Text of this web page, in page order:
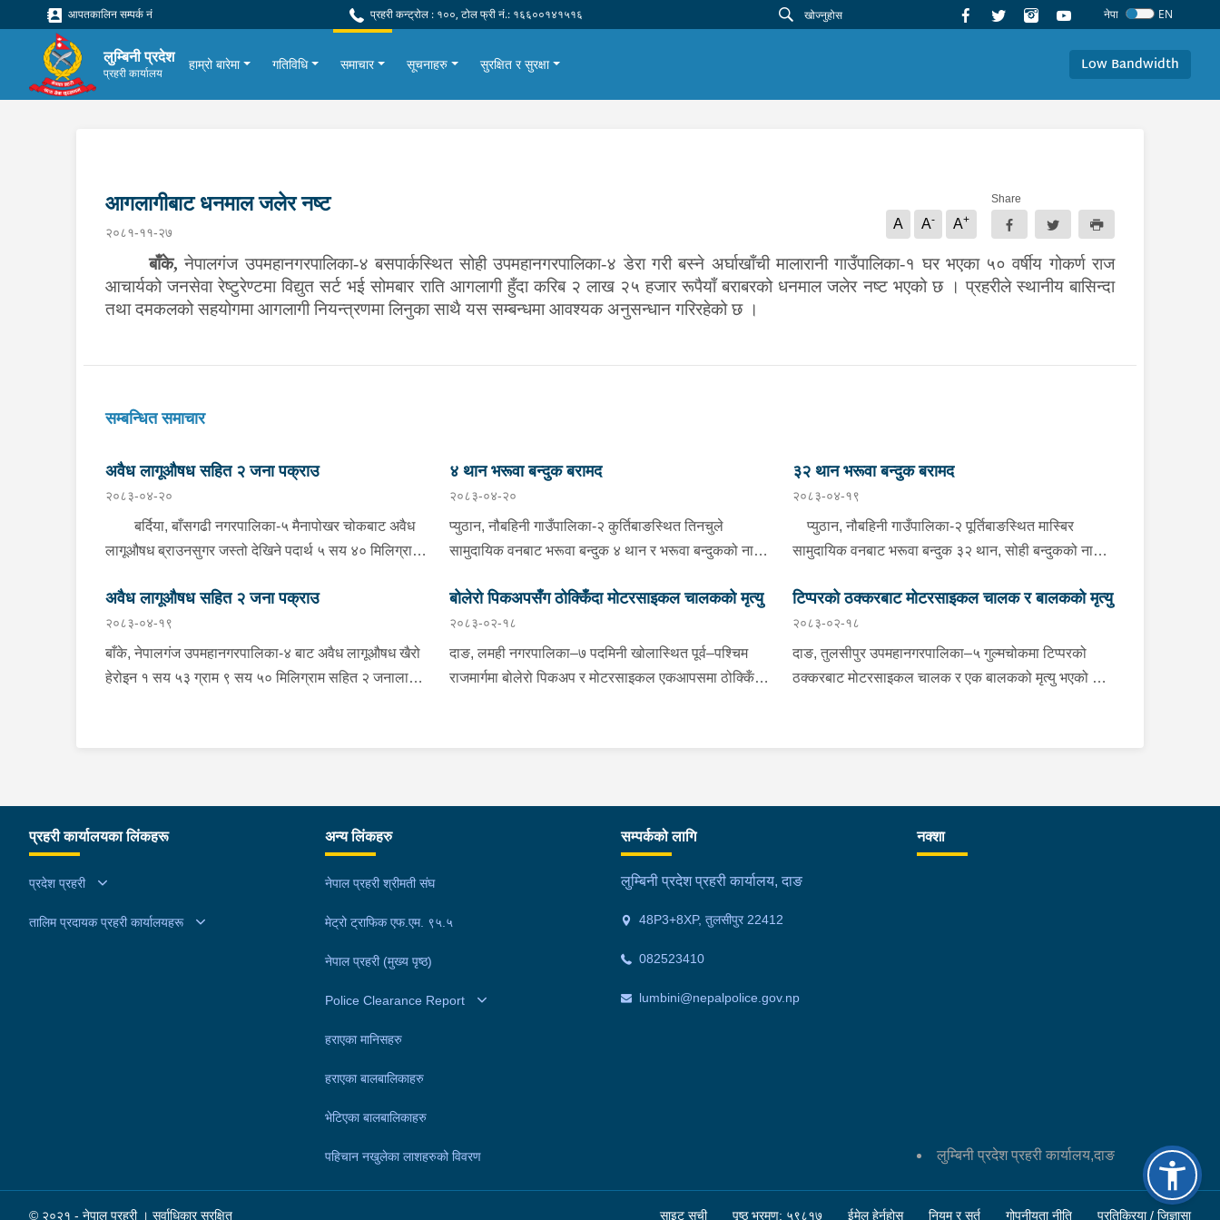
आपतकालिन सम्पर्क नं प्रहरी कन्ट्रोल : १००, टोल फ्री नं.: १६६००१४१५१६ नेपा EN
लुम्बिनी प्रदेश
प्रहरी कार्यालय
हाम्रो बारेमा गतिविधि समाचार सूचनाहरु सुरक्षित र सुरक्षा Low Bandwidth
आगलागीबाट धनमाल जलेर नष्ट
२०८१-११-२७
A A- A+
Share
बाँके, नेपालगंज उपमहानगरपालिका-४ बसपार्कस्थित सोही उपमहानगरपालिका-४ डेरा गरी बस्ने अर्घाखाँची मालारानी गाउँपालिका-१ घर भएका ५० वर्षीय गोकर्ण राज
आचार्यको जनसेवा रेष्टुरेण्टमा विद्युत सर्ट भई सोमबार राति आगलागी हुँदा करिब २ लाख २५ हजार रूपैयाँ बराबरको धनमाल जलेर नष्ट भएको छ ।प्रहरीले स्थानीय बासिन्दा
तथा दमकलको सहयोगमा आगलागी नियन्त्रणमा लिनुका साथै यस सम्बन्धमा आवश्यक अनुसन्धान गरिरहेको छ ।
सम्बन्धित समाचार
अवैध लागूऔषध सहित २ जना पक्राउ
२०८३-०४-२०
बर्दिया, बाँसगढी नगरपालिका-५ मैनापोखर चोकबाट अवैध
लागूऔषध ब्राउनसुगर जस्तो देखिने पदार्थ ५ सय ४० मिलिग्राम
पक्राउ पर्नेहरूमा सोही नगरपालिका-६ बस्ने २४ वर्षीय किरण
नेपाली र ३६ वर्षीय सतिराम थारू रहेका छन् । इलाका प्रहरी
कार्यालय मोतिपुरबाट खटिएको प्रहरीले दमौलीबाट बासगढीतर्फ
आउँदै गरेको भे.५ प २०३९ नम्बरको मोटरसाइकलमा सवार
४ थान भरूवा बन्दुक बरामद
२०८३-०४-२०
प्युठान, नौबहिनी गाउँपालिका-२ कुर्तिबाङस्थित तिनचुले
सामुदायिक वनबाट भरूवा बन्दुक ४ थान र भरूवा बन्दुकको नाल
कार्यालय लुङबाहानेबाट खटिएको प्रहरीले उक्त बन्दुक फेला
पारी बरामद गरेको हो । यस सम्बन्धमा प्रहरीले आवश्यक
अनुसन्धान गरिरहेको छ ।
३२ थान भरूवा बन्दुक बरामद
२०८३-०४-१९
प्युठान, नौबहिनी गाउँपालिका-२ पूर्तिबाङस्थित मास्बिर
सामुदायिक वनबाट भरूवा बन्दुक ३२ थान, सोही बन्दुकको नाल
बिहान प्रहरीले बरामद गरेको छ । इलाका प्रहरी कार्यालय
लुङबाहानेबाट खटिएको प्रहरीले उक्त हातहतियार फेला पारी
बरामद गरेको हो । यस सम्बन्धमा प्रहरीले आवश्यक
अनुसन्धान गरिरहेको छ ।
अवैध लागूऔषध सहित २ जना पक्राउ
२०८३-०४-१९
बाँके, नेपालगंज उपमहानगरपालिका-४ बाट अवैध लागूऔषध खैरो
हेरोइन १ सय ५३ ग्राम ९ सय ५० मिलिग्राम सहित २ जनालाई
सहित पक्राउ गरेको हो । थप अनुसन्धानको क्रममा प्रहरीले
अरूण कुमारको घर तलासी गर्दा थप ४ सय २५ ग्राम खैरो हेरोइन,
नगद १ लाख ८० हजार नेपाली रूपैयाँ, २ लाख १४ हजार भारतीय
।यस सम्बन्धमा प्रहरीले आवश्यक अनुसन्धान गरिरहेको छ ।
बोलेरो पिकअपसँग ठोक्किँदा मोटरसाइकल चालकको मृत्यु
२०८३-०२-१८
दाङ, लमही नगरपालिका–७ पदमिनी खोलास्थित पूर्व–पश्चिम
राजमार्गमा बोलेरो पिकअप र मोटरसाइकल एकआपसमा ठोक्किँदा
वर्षीय खिम तिमिल्सिना गम्भीर घाइते भएका थिए।घाइते
तिमिल्सिनालाई उपचारका लागि लमही अस्पताल दाङ लगिएकोमा
चिकित्सकले मृत घोषणा गरेका थिए।दुर्घटनामा संलग्न बोलेरो
वर्षीय रोहन चौधरी, बोलेरो पिकअप तथा मोटरसाइकल प्रहरी
सम्बन्धमा प्रहरीले थप अनुसन्धान गरिरहेको छ।
टिप्परको ठक्करबाट मोटरसाइकल चालक र बालकको मृत्यु
२०८३-०२-१८
दाङ, तुलसीपुर उपमहानगरपालिका–५ गुल्मचोकमा टिप्परको
ठक्करबाट मोटरसाइकल चालक र एक बालकको मृत्यु भएको छ।
मनोज नेपालीको टाउको र छातीमा गम्भीर चोट लागेको थियो भने
मिनाराज नेपाली पनि गम्भीर घाइते भएका थिए। अनुषा नेपालीको
मिनाराज नेपाली र मनोज नेपाली मृत घोषणा गरेका थिए।मृतक
रहेका छन्। घटनाका सम्बन्धमा प्रहरीले आवश्यक अनुसन्धान
प्रहरी कार्यालयका लिंकहरू
प्रदेश प्रहरी
तालिम प्रदायक प्रहरी कार्यालयहरू
अन्य लिंकहरु
नेपाल प्रहरी श्रीमती संघ
मेट्रो ट्राफिक एफ.एम. ९५.५
नेपाल प्रहरी (मुख्य पृष्ठ)
Police Clearance Report
हराएका मानिसहरु
हराएका बालबालिकाहरु
भेटिएका बालबालिकाहरु
पहिचान नखुलेका लाशहरुको विवरण
सम्पर्कको लागि
लुम्बिनी प्रदेश प्रहरी कार्यालय, दाङ
48P3+8XP, तुलसीपुर 22412
082523410
lumbini@nepalpolice.gov.np
नक्शा
लुम्बिनी प्रदेश प्रहरी कार्यालय,दाङ
© २०२१ - नेपाल प्रहरी । सर्वाधिकार सुरक्षित साइट सूची पृष्ठ भ्रमण: ५९८१७ ईमेल हेर्नुहोस् नियम र सर्त गोपनीयता नीति प्रतिक्रिया / जिज्ञासा